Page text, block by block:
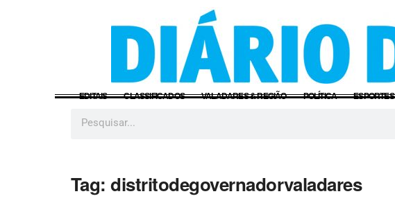
EDITAIS CLASSIFICADOS VALADARES & REGIÃO POLÍTICA ESPORTES
Tag:distritodegovernadorvaladares